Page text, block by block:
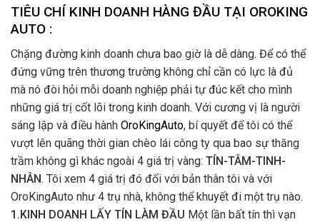
TIÊU CHÍ KINH DOANH HÀNG ĐẦU TẠI OROKING
AUTO :
Chặng đường kinh doanh chưa bao giờ là dễ dàng. Để có thể
đứng vững trên thương trường không chỉ cần có lực là đủ
mà nó đòi hỏi mỗi doanh nghiệp phải tự đúc kết cho mình
những giá trị cốt lõi trong kinh doanh. Với cương vị là người
sáng lập và điều hành OroKingAuto, bí quyết để tôi có thể
vượt lên quãng thời gian chèo lái công ty qua bao sự thăng
trầm không gì khác ngoài 4 giá trị vàng: TÍN-TÂM-TINH-
NHÂN. Tôi xem 4 giá trị đó đối với bản thân tôi và với
OroKingAuto như 4 trụ nhà, không thể khuyết đi một trụ nào.
1.KINH DOANH LẤY TÍN LÀM ĐẦU Một lần bất tín thì vạn